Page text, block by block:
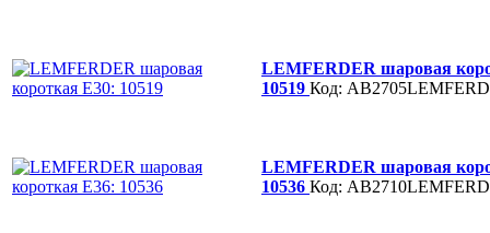
LEMFERDER шаровая
10519 Код:
LEMFERDER шаровая
10536 Код: